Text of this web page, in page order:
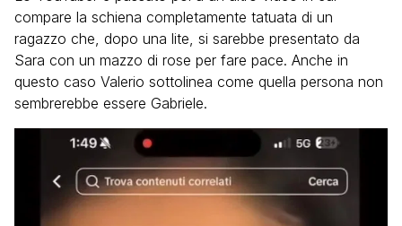
compare la schiena completamente tatuata di un
ragazzo che, dopo una lite, si sarebbe presentato da
Sara con un mazzo di rose per fare pace. Anche in
questo caso Valerio sottolinea come quella persona non
sembrerebbe essere Gabriele.